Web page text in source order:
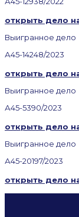
открыть дело
Выигранное дело
А45-14248/2023
открыть дело
Выигранное дело
А45-5390/2023
открыть дело
Выигранное дело
А45-20197/2023
открыть дело